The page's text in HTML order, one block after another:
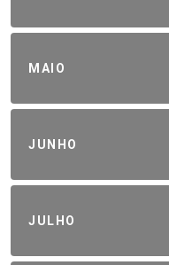
MAIO
JUNHO
JULHO